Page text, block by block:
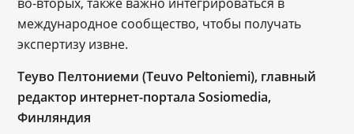
международное сообщество, чтобы получать
экспертизу извне.
Теуво Пелтониеми (Teuvo Peltoniemi), главный
редактор интернет-портала Sosiomedia,
Финляндия